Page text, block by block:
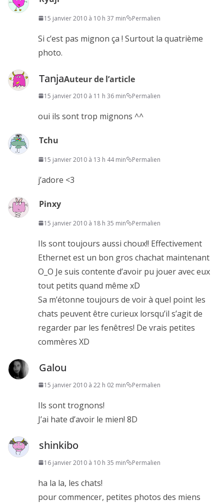
15 janvier 2010 à 10 h 37 min Permalien
Si c’est pas mignon ça ! Surtout la quatrième
photo.
TanjaAuteur de l’article
15 janvier 2010 à 11 h 36 min Permalien
oui ils sont trop mignons ^^
Tchu
15 janvier 2010 à 13 h 44 min Permalien
j’adore <3
Pinxy
15 janvier 2010 à 18 h 35 min Permalien
Ils sont toujours aussi choux!! Effectivement
Ethernet est un bon gros chachat maintenant
O_O Je suis contente d’avoir pu jouer avec eux
tout petits quand même xD
Sa m’étonne toujours de voir à quel point les
chats peuvent être curieux lorsqu’il s’agit de
regarder par les fenêtres! De vrais petites
commères XD
Galou
15 janvier 2010 à 22 h 02 min Permalien
Ils sont trognons!
J’ai hate d’avoir le mien! 8D
shinkibo
16 janvier 2010 à 10 h 35 min Permalien
ha la la, les chats!
pour commencer, petites photos des miens